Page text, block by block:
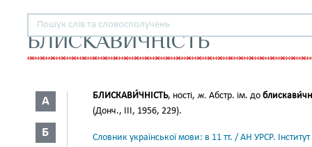
БЛИСКАВИЧНІСТЬ
А
Б
БЛИСКАВИ́ЧНІСТЬ, ності, ж. Абстр. ім. до
(Донч., III, 1956, 229).
Словник української мови: в 11 тт. / АН УРСР.